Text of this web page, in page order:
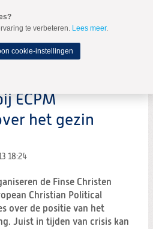
MENU
ECPM
het gezin
18:24
de Finse Christen
Christian Political
over de positie van het
Juist in tijden van crisis kan
te verbeteren. Lees meer.
cookie-instellingen